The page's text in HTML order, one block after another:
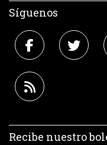
Síguenos
Recibe nuestro